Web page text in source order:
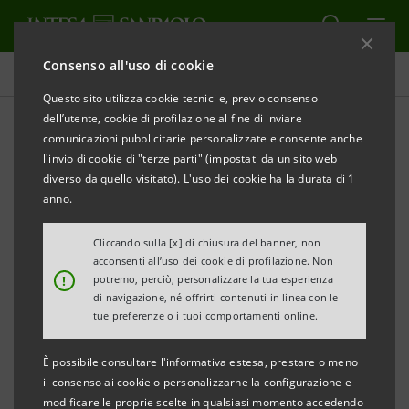
Consenso all'uso di cookie
Questo sito utilizza cookie tecnici e, previo consenso
dell’utente, cookie di profilazione al fine di inviare
comunicazioni pubblicitarie personalizzate e consente anche
l'invio di cookie di "terze parti" (impostati da un sito web
diverso da quello visitato). L'uso dei cookie ha la durata di 1
anno.
!
Cliccando sulla [x] di chiusura del banner, non
acconsenti all’uso dei cookie di profilazione. Non
potremo, perciò, personalizzare la tua esperienza
di navigazione, né offrirti contenuti in linea con le
tue preferenze o i tuoi comportamenti online.
È possibile consultare l'informativa estesa, prestare o meno
il consenso ai cookie o personalizzarne la configurazione e
modificare le proprie scelte in qualsiasi momento accedendo
Sostenibilità
News di sostenibilità
ALERT STAMPA AGGIORNA
Filtra per Anno
Intesa Sanpaolo partecipa